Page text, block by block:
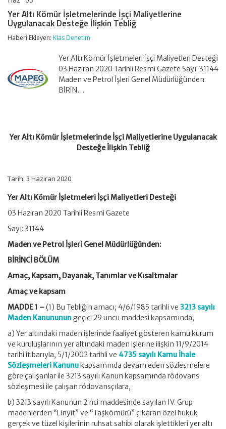
Kömür
İşletmelerinde
İşçi
Maliyetlerine
Desteğe
İlişkin
Tebliğ
için
Yer Altı Kömür İşletmelerinde İşçi Maliyetlerine
Uygulanacak Desteğe İlişkin Tebliğ
Haberi Ekleyen: Klas Denetim
Yer Altı Kömür İşletmeleri İşçi Maliyetleri Desteği
03 Haziran 2020 Tarihli Resmi Gazete Sayı: 31144
Maden ve Petrol İşleri Genel Müdürlüğünden:
BİRİN…
Yer Altı Kömür İşletmelerinde İşçi Maliyetlerine Uygulanacak
Desteğe İlişkin Tebliğ
Tarih: 3 Haziran 2020
Yer Altı Kömür İşletmeleri İşçi Maliyetleri Desteği
03 Haziran 2020 Tarihli Resmi Gazete
Sayı: 31144
Maden ve Petrol İşleri Genel Müdürlüğünden:
BİRİNCİ BÖLÜM
Amaç, Kapsam, Dayanak, Tanımlar ve Kısaltmalar
Amaç ve kapsam
MADDE 1 –(1) Bu Tebliğin amacı; 4/6/1985 tarihli ve 3213 sayılı
Maden Kanununungeçici 29 uncu maddesi kapsamında;
a) Yer altındaki maden işlerinde faaliyet gösteren kamu kurum
ve kuruluşlarının yer altındaki maden işlerine ilişkin 11/9/2014
tarihi itibarıyla, 5/1/2002 tarihli ve 4735 sayılı Kamu İhale
Sözleşmeleri Kanunukapsamında devam eden sözleşmelere
göre çalışanlar ile 3213 sayılı Kanun kapsamında rödovans
sözleşmesi ile çalışan rödovansçılara,
b) 3213 sayılı Kanunun 2 nci maddesinde sayılan IV. Grup
madenlerden “Linyit” ve “Taşkömürü” çıkaran özel hukuk
gerçek ve tüzel kişilerinin ruhsat sahibi olarak işlettikleri yer altı